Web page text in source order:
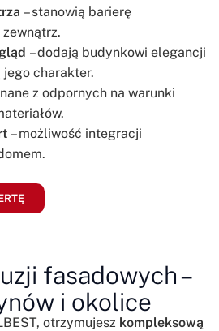
– stanowią barierę
zewnątrz.
– dodają budynkowi elegancji
charakter.
z odpornych na warunki
– możliwość integracji
fasadowych –
i okolice
otrzymujesz kompleksową